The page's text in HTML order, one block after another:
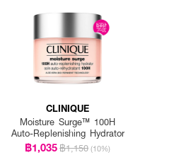
CLINIQUE
Moisture Surge™ 100H
Auto-Replenishing Hydrator
฿1,035฿1,150 (10%)